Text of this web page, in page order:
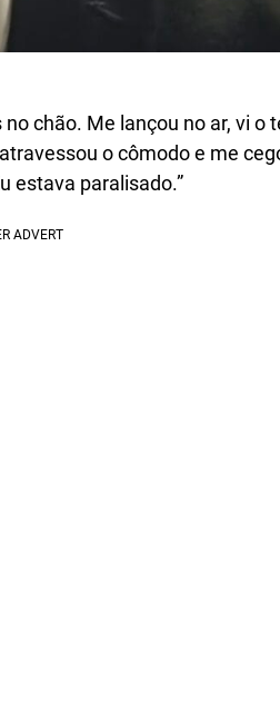
chão. Me lançou no ar, vi o
o cômodo e me
estava paralisado.”